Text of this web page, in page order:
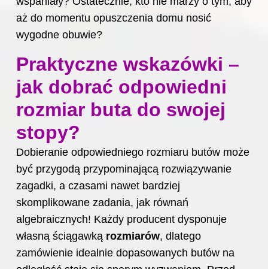
aż do momentu opuszczenia domu nosić
wygodne obuwie?
Praktyczne wskazówki –
jak dobrać odpowiedni
rozmiar buta do swojej
stopy?
Dobieranie odpowiedniego rozmiaru butów może
być przygodą przypominającą rozwiązywanie
zagadki, a czasami nawet bardziej
skomplikowane zadania, jak równań
algebraicznych! Każdy producent dysponuje
własną ściągawką rozmiarów, dlatego
zamówienie idealnie dopasowanych butów na